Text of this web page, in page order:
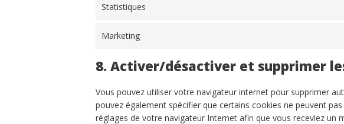
Statistiques
Marketing
8. Activer/désactiver et supprimer
Vous pouvez utiliser votre navigateur internet pour supprimer
pouvez également spécifier que certains cookies ne peuvent
réglages de votre navigateur Internet afin que vous receviez un